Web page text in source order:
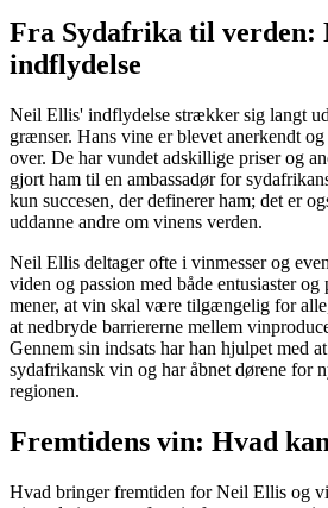
Fra Sydafrika til verden:
indflydelse
Neil Ellis' indflydelse strækker sig langt
grænser. Hans vine er blevet anerkendt
over. De har vundet adskillige priser og
gjort ham til en ambassadør for
kun succesen, der definerer ham; det er
uddanne andre om vinens verden.
Neil Ellis deltager ofte i vinmesser og
viden og passion med både entusiaster
mener, at vin skal være tilgængelig for
at nedbryde barriererne mellem
Gennem sin indsats har han hjulpet med
sydafrikansk vin og har åbnet dørene for
regionen.
Fremtidens vin: Hvad
Hvad bringer fremtiden for Neil Ellis og